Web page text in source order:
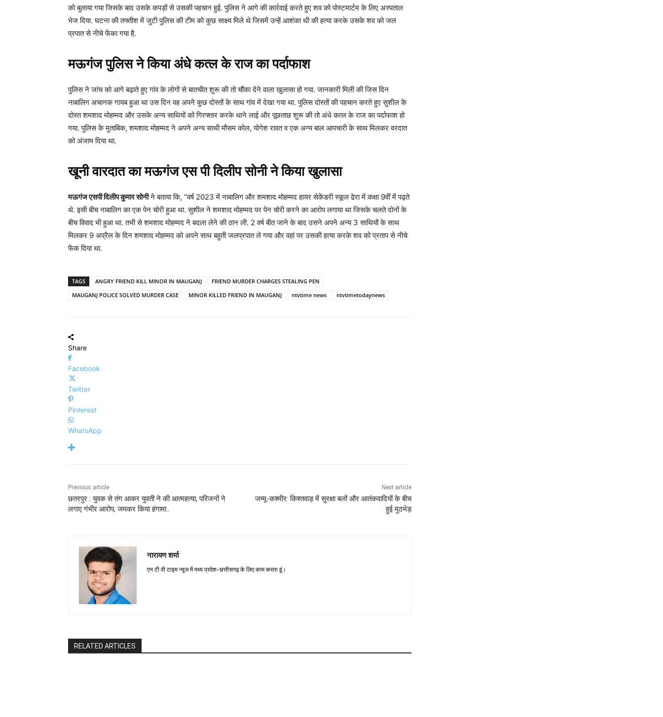
को बुलाया गया जिसके बाद उसके कपड़ों से उसकी पहचान हुई. पुलिस ने आगे की कार्रवाई करते हुए शव को पोस्टमार्टम के लिए अस्पताल
भेज दिया. घटना की तफ्तीश में जुटी पुलिस की टीम को कुछ साक्ष्य मिले थे जिसमें उन्हें आशंका थी की हत्या करके उसके शव को जल
प्रपात से नीचे फेंका गया है.
मऊगंज पुलिस ने किया अंधे कत्ल के राज का पर्दाफाश
पुलिस ने जांच को आगे बढ़ाते हुए गांव के लोगों से बातचीत शुरू की तो चौंका देने वाला खुलासा हो गया. जानकारी मिली की जिस दिन
नाबालिग अचानक गायब हुआ था उस दिन वह अपने कुछ दोस्तों के साथ गांव में देखा गया था. पुलिस दोस्तों की पहचान करते हुए सुशील के
दोस्त शमशाद मोहम्मद और उसके अन्य साथियों को गिरफ्तार करके थाने लाई और पूछताछ शुरू की तो अंधे कत्ल के राज का पर्दाफाश हो
गया. पुलिस के मुताबिक, शमशाद मोहम्मद ने अपने अन्य साथी मौसम कोल, योगेश रावत व एक अन्य बाल आपचारी के साथ मिलकर वरदात
को अंजाम दिया था.
खूनी वारदात का मऊगंज एस पी दिलीप सोनी ने किया खुलासा
मऊगंज एसपी दिलीप कुमार सोनीने बताया कि, “वर्ष 2023 में नाबालिग और शमशाद मोहम्मद हायर सेकेंडरी स्कूल ढेरा में कक्षा 9वीं में पढ़ते
थे. इसी बीच नाबालिग का एक पेन चोरी हुआ था. सुशील ने शमशाद मोहम्मद पर पेन चोरी करने का आरोप लगाया था जिसके चलते दोनों के
बीच विवाद भी हुआ था. तभी से शमशाद मोहम्मद ने बदला लेने की ठान ली. 2 वर्ष बीत जाने के बाद उसने अपने अन्य 3 साथियों के साथ
मिलकर 9 अप्रैल के दिन शमशाद मोहम्मद को अपने साथ बहुती जलप्रपात ले गया और वहां पर उसकी हत्या करके शव को प्रताप से नीचे
फेंक दिया था.
TAGS ANGRY FRIEND KILL MINOR IN MAUGANJ
FRIEND MURDER CHARGES STEALING PEN
MAUGANJ POLICE SOLVED MURDER CASE
MINOR KILLED FRIEND IN MAUGANJ ntvtime news ntvtimetodaynews
Share
Facebook
Twitter
Pinterest
WhatsApp
Previous article
छतरपुर : युवक से तंग आकर युवती ने की आत्महत्या, परिजनों ने
लगाए गंभीर आरोप, जमकर किया हंगामा..
Next article
जम्मू-कश्मीर: किश्तवाड़ में सुरक्षा बलों और आतंकवादियों के बीच
हुई मुठभेड़
नारायण शर्मा
एन टी वी टाइम न्यूज में मध्य प्रदेश-छत्तीसगढ़ के लिए काम करता हूं।
RELATED ARTICLES